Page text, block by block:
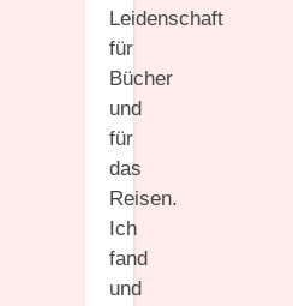
Leidenschaft
für
Bücher
und
für
das
Reisen.
Ich
fand
und